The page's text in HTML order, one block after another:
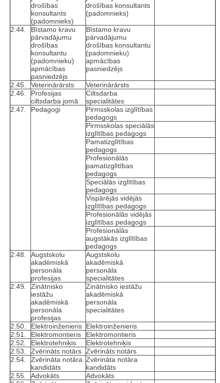
drošības
konsultants
(padomnieks)
drošības konsultants
(padomnieks)
2.44.
Bīstamo kravu
pārvadājumu
drošības
konsultantu
(padomnieku)
apmācības
pasniedzējs
Bīstamo kravu
pārvadājumu
drošības konsultantu
(padomnieku)
apmācības
pasniedzējs
2.45. Veterinārārsts
Veterinārārsts
2.46.
Profesijas
ciltsdarba jomā
Ciltsdarba
specialitātes
2.47.
Pedagogi
Pirmsskolas izglītības
pedagogs
Pirmsskolas speciālās
izglītības pedagogs
Pamatizglītības
pedagogs
Profesionālās
pamatizglītības
pedagogs
Speciālās izglītības
pedagogs
Vispārējās vidējās
izglītības pedagogs
Profesionālās vidējās
izglītības pedagogs
Profesionālās
augstākās izglītības
pedagogs
2.48.
Augstskolu
akadēmiskā
personāla
profesijas
Augstskolu
akadēmiskā
personāla
specialitātes
2.49.
Zinātnisko
iestāžu
akadēmiskā
personāla
profesijas
Zinātnisko iestāžu
akadēmiskā
personāla
specialitātes
2.50. Elektroinženieris Elektroinženieris
2.51.
Elektromontieris
Elektromontieris
2.52.
Elektrotehniķis
Elektrotehniķis
2.53.
Zvērināts notārs Zvērināts notārs
2.54.
Zvērināta notāra
kandidāts
Zvērināta notāra
kandidāts
2.55.
Advokāts
Advokāts